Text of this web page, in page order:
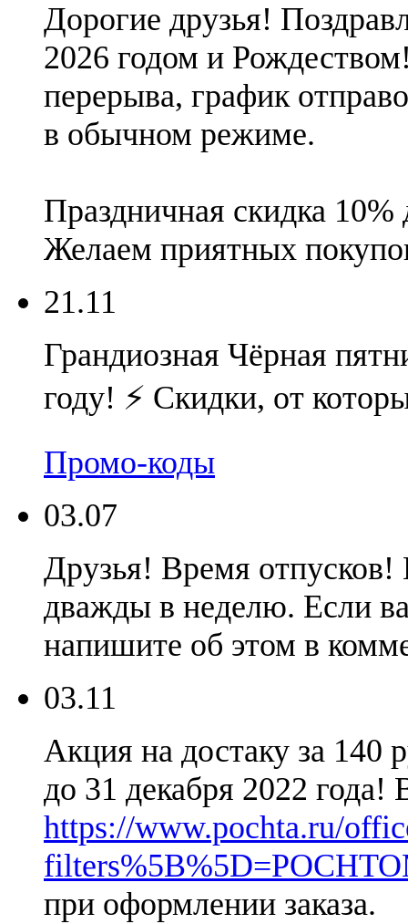
Дорогие друзья!
2026 годом и
перерыва, график
в обычном режиме.
Праздничная скидка
Желаем приятных
21.11
Грандиозная Чёрная
году! ⚡️ Скидки, от
Промо-коды
03.07
Друзья! Время отпусков!
дважды в неделю. Если
напишите об этом в
03.11
Акция на достаку за 140
до 31 декабря 2022 года!
https://www.pochta.ru/
при оформлении заказа.